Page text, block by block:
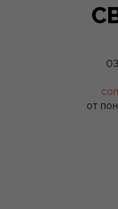
от